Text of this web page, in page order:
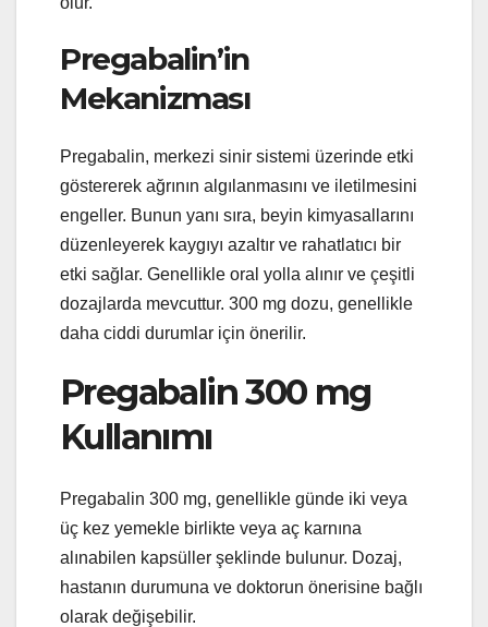
Pregabalin’in
Mekanizması
Pregabalin, merkezi sinir sistemi üzerinde etki
göstererek ağrının algılanmasını ve iletilmesini
engeller. Bunun yanı sıra, beyin kimyasallarını
düzenleyerek kaygıyı azaltır ve rahatlatıcı bir
etki sağlar. Genellikle oral yolla alınır ve çeşitli
dozajlarda mevcuttur. 300 mg dozu, genellikle
daha ciddi durumlar için önerilir.
Pregabalin 300 mg
Kullanımı
Pregabalin 300 mg, genellikle günde iki veya
üç kez yemekle birlikte veya aç karnına
alınabilen kapsüller şeklinde bulunur. Dozaj,
hastanın durumuna ve doktorun önerisine bağlı
olarak değişebilir.